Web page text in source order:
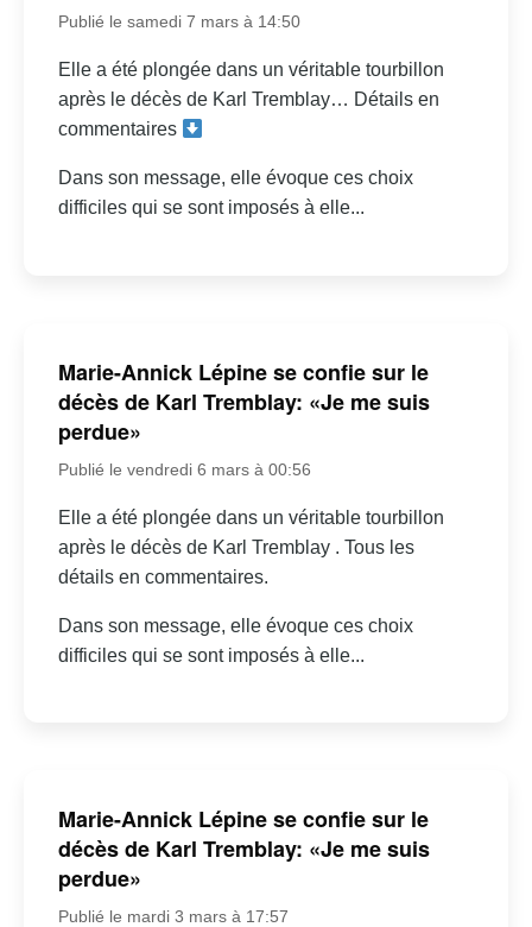
Publié le samedi 7 mars à 14:50
Elle a été plongée dans un véritable tourbillon
après le décès de Karl Tremblay… Détails en
commentaires
Dans son message, elle évoque ces choix
difficiles qui se sont imposés à elle...
Marie-Annick Lépine se confie sur le
décès de Karl Tremblay: «Je me suis
perdue»
Publié le vendredi 6 mars à 00:56
Elle a été plongée dans un véritable tourbillon
après le décès de Karl Tremblay . Tous les
détails en commentaires.
Dans son message, elle évoque ces choix
difficiles qui se sont imposés à elle...
Marie-Annick Lépine se confie sur le
décès de Karl Tremblay: «Je me suis
perdue»
Publié le mardi 3 mars à 17:57